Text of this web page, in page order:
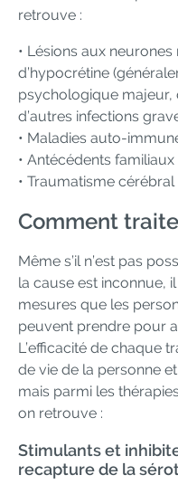
retrouve :
• Lésions aux
d’hypocrétine
psychologique majeur,
d’autres infections
• Maladies auto-
• Antécédents
• Traumatisme cérébral
Comment
Même s’il n’est pas
la cause est inconnue,
mesures que les
peuvent prendre pour
L’efficacité de chaque
de vie de la personne
mais parmi les
on retrouve :
Stimulants et
recapture de la